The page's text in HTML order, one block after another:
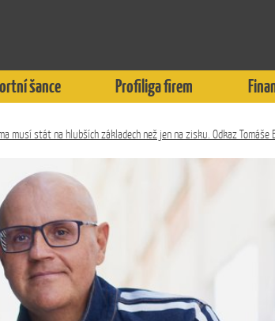
šance Profiliga firem
musí stát na hlubších základech než jen na zisku. Odkaz Tomáše